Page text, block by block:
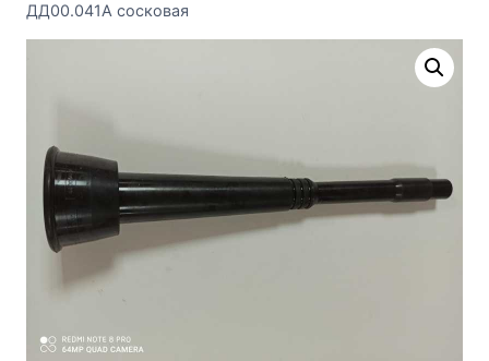
ДД00.041А сосковая